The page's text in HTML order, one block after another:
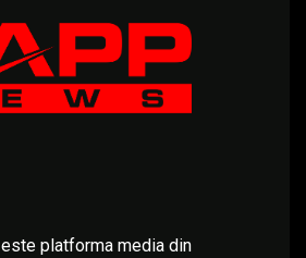
este platforma media din